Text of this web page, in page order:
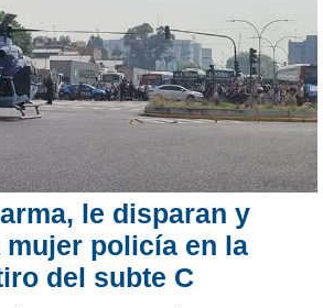
le disparan y
mujer policía en la
del subte C